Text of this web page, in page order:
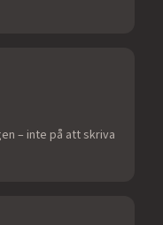
– inte på att skriva